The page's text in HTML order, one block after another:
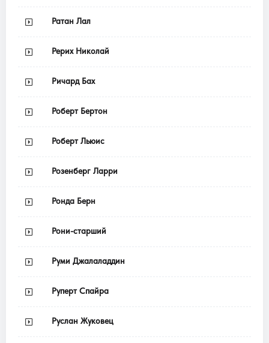
Ратан Лал
Рерих Николай
Ричард Бах
Роберт Бертон
Роберт Льюис
Розенберг Ларри
Ронда Берн
Рони-старший
Руми Джалаладдин
Руперт Спайра
Руслан Жуковец